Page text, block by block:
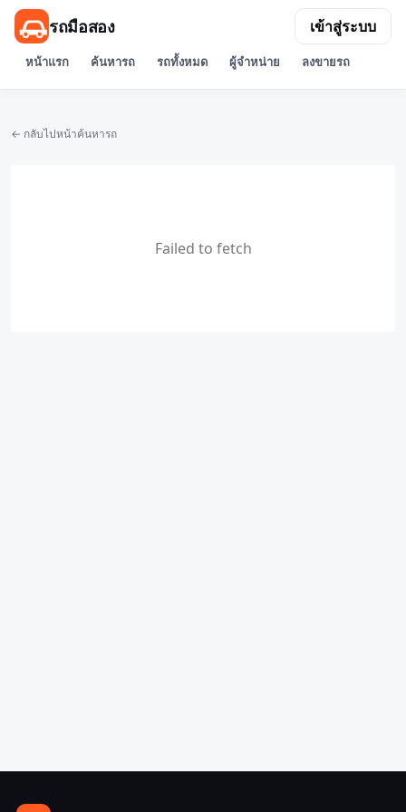
รถมือสอง
หน้าแรก ค้นหารถ รถทั้งหมด ผู้จำหน่าย ลงขายรถ
เข้าสู่ระบบ
← กลับไปหน้าค้นหารถ
Failed to fetch